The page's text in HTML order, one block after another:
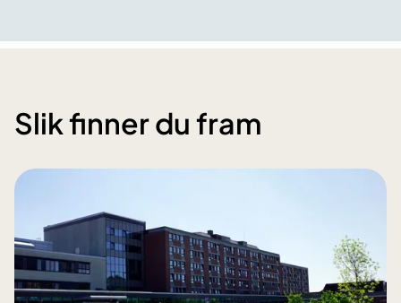
Slik finner du fram